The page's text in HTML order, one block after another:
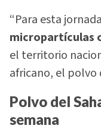
“Para esta
micropartículas
el territorio
africano, el polvo
Polvo del
semana